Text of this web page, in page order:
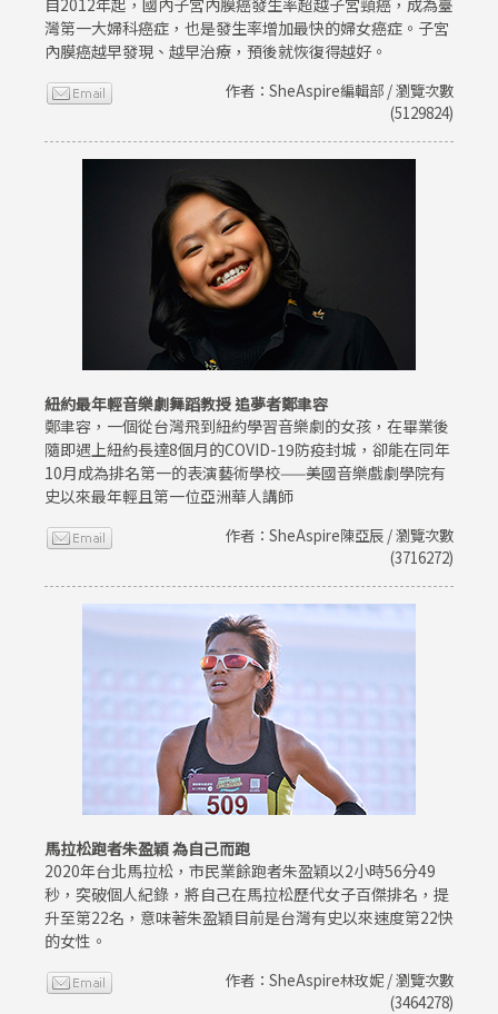
灣第一大婦科癌症，也是發生率增加最快的婦女癌症。子宮
內膜癌越早發現、越早治療，預後就恢復得越好。
作者：SheAspire編輯部 / 瀏覽次數
(5129824)
紐約最年輕音樂劇舞蹈教授 追夢者鄭聿容
鄭聿容，一個從台灣飛到紐約學習音樂劇的女孩，在畢業後
隨即遇上紐約長達8個月的COVID-19防疫封城，卻能在同年
10月成為排名第一的表演藝術學校——美國音樂戲劇學院有
史以來最年輕且第一位亞洲華人講師
作者：SheAspire陳亞辰 / 瀏覽次數
(3716272)
馬拉松跑者朱盈穎 為自己而跑
2020年台北馬拉松，市民業餘跑者朱盈穎以2小時56分49
秒，突破個人紀錄，將自己在馬拉松歷代女子百傑排名，提
升至第22名，意味著朱盈穎目前是台灣有史以來速度第22快
的女性。
作者：SheAspire林玫妮 / 瀏覽次數
(3464278)